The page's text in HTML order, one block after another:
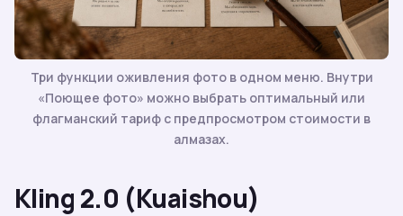
Три функции оживления фото в одном меню. Внутри
«Поющее фото» можно выбрать оптимальный или
флагманский тариф с предпросмотром стоимости в
алмазах.
Kling 2.0 (Kuaishou)